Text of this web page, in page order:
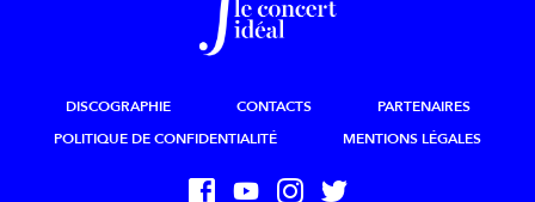
DISCOGRAPHIE CONTACTS
PARTENAIRES
POLITIQUE DE CONFIDENTIALITÉ
MENTIONS LÉGALES